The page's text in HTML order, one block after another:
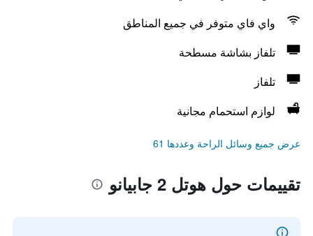
واي فاي متوفر في جميع المناطق
تلفاز بشاشة مسطحة
تلفاز
لوازم استحمام مجانية
عرض جميع وسائل الراحة وعددها 61
تقييمات حول هوتل 2 جابيانو